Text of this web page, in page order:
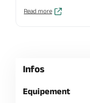
Read more
Infos
Equipement